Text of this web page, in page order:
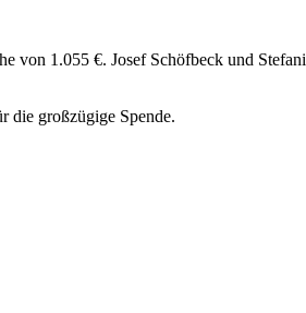
von 1.055 €. Josef Schöfbeck und
die großzügige Spende.